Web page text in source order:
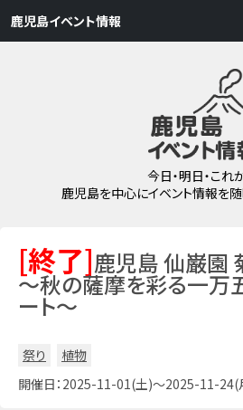
鹿児島イベント情報
今日・明日・これ
鹿児島を中心にイベント情報を随
[終了]鹿児島 仙巌園
～秋の薩摩を彩る一万
ート～
祭り
植物
開催日：2025-11-01(土)～2025-11-24(